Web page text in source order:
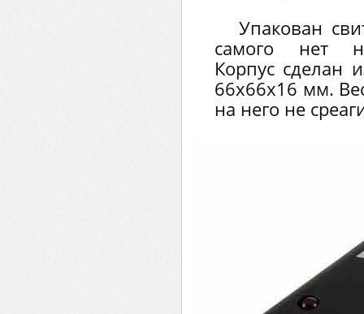
Упакован
самого нет
Корпус сделан
66х66х16 мм.
на него не